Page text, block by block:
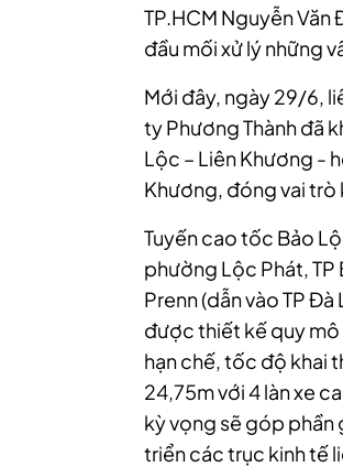
TP.HCM Nguyễn Văn
đầu mối xử lý những
Mới đây, ngày 29/6,
ty Phương Thành đã
Lộc – Liên Khương -
Khương, đóng vai trò
Tuyến cao tốc Bảo
phường Lộc Phát,
Prenn (dẫn vào TP
được thiết kế quy mô
hạn chế, tốc độ khai
24,75m với 4 làn xe
kỳ vọng sẽ góp phần
triển các trục kinh tế